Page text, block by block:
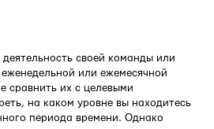
своей команды или
или ежемесячной
сравнить их с целевыми
на каком уровне вы находитесь
периода времени. Однако